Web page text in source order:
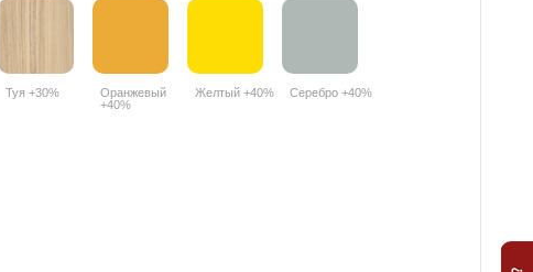
Туя +30%
Оранжевый
+40%
Желтый +40% Серебро +40%